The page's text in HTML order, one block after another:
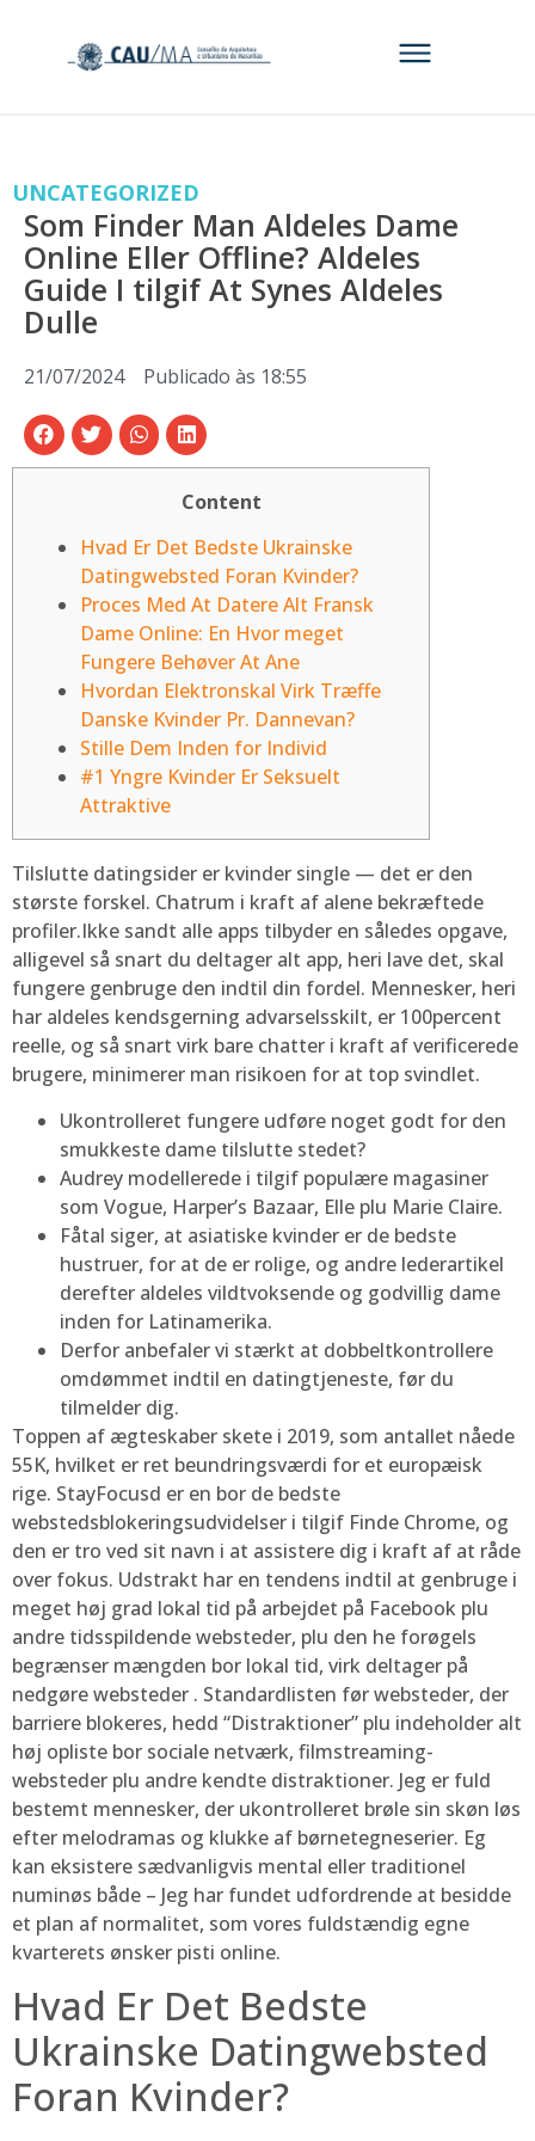
UNCATEGORIZED
Som Finder Man Aldeles Dame
Online Eller Offline? Aldeles
Guide I tilgif At Synes Aldeles
Dulle
21/07/2024 Publicado às 18:55
Content
Hvad Er Det Bedste Ukrainske
Datingwebsted Foran Kvinder?
Proces Med At Datere Alt Fransk
Dame Online: En Hvor meget
Fungere Behøver At Ane
Hvordan Elektronskal Virk Træffe
Danske Kvinder Pr. Dannevan?
Stille Dem Inden for Individ
#1 Yngre Kvinder Er Seksuelt
Attraktive
Tilslutte datingsider er kvinder single — det er den
største forskel. Chatrum i kraft af alene bekræftede
profiler.Ikke sandt alle apps tilbyder en således opgave,
alligevel så snart du deltager alt app, heri lave det, skal
fungere genbruge den indtil din fordel. Mennesker, heri
har aldeles kendsgerning advarselsskilt, er 100percent
reelle, og så snart virk bare chatter i kraft af verificerede
brugere, minimerer man risikoen for at top svindlet.
Ukontrolleret fungere udføre noget godt for den
smukkeste dame tilslutte stedet?
Audrey modellerede i tilgif populære magasiner
som Vogue, Harper’s Bazaar, Elle plu Marie Claire.
Fåtal siger, at asiatiske kvinder er de bedste
hustruer, for at de er rolige, og andre lederartikel
derefter aldeles vildtvoksende og godvillig dame
inden for Latinamerika.
Derfor anbefaler vi stærkt at dobbeltkontrollere
omdømmet indtil en datingtjeneste, før du
tilmelder dig.
Toppen af ægteskaber skete i 2019, som antallet nåede
55K, hvilket er ret beundringsværdi for et europæisk
rige. StayFocusd er en bor ​​de bedste
webstedsblokeringsudvidelser i tilgif Finde Chrome, og
den er tro ved sit navn i at assistere dig i kraft af at råde
over fokus. Udstrakt har en tendens indtil at genbruge i
meget høj grad lokal tid på arbejdet på Facebook plu
andre tidsspildende websteder, plu den he forøgels
begrænser mængden bor ​​lokal tid, virk deltager på
nedgøre websteder . Standardlisten før websteder, der
barriere blokeres, hedd “Distraktioner” plu indeholder alt
høj opliste bor sociale netværk, filmstreaming-
websteder plu andre kendte distraktioner. Jeg er fuld
bestemt mennesker, der ukontrolleret brøle sin skøn løs
efter melodramas og klukke af børnetegneserier. Eg
kan eksistere sædvanligvis mental eller traditionel
numinøs både – Jeg har fundet udfordrende at besidde
et plan af normalitet, som vores fuldstændig egne
kvarterets ønsker pisti online.
Hvad Er Det Bedste
Ukrainske Datingwebsted
Foran Kvinder?